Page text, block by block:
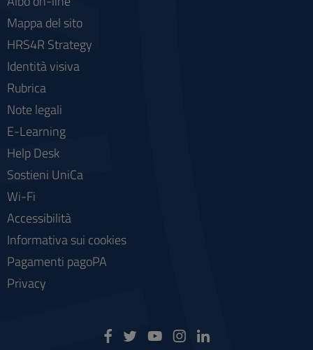
Mappa del sito
HRS4R Strategy
Identità visiva
Rubrica
Note legali
E-Learning
Help Desk
Sostieni UniCa
Wi-Fi
Accessibilità
Informativa sui cookies
Pagamenti pagoPA
Privacy